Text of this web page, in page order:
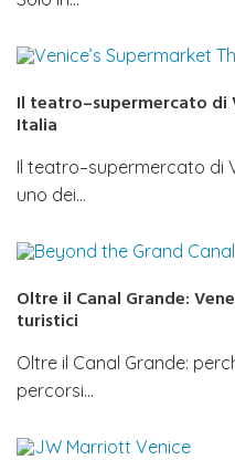
Il teatro–supermercato di
Italia
Il teatro–supermercato di
uno dei…
Oltre il Canal Grande:
turistici
Oltre il Canal Grande:
percorsi…